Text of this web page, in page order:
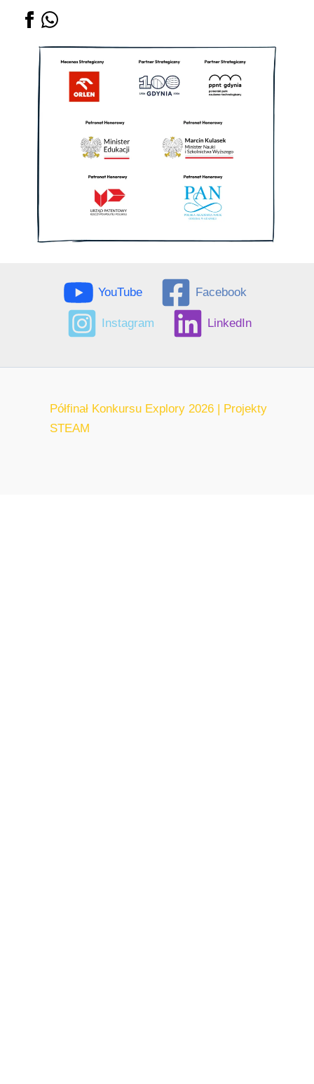
YouTube Facebook
Instagram LinkedIn
Półfinał Konkursu Explory 2026 | Projekty
STEAM